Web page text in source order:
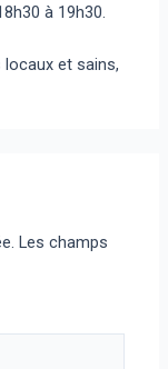
à 19h30.
et sains,
Les champs